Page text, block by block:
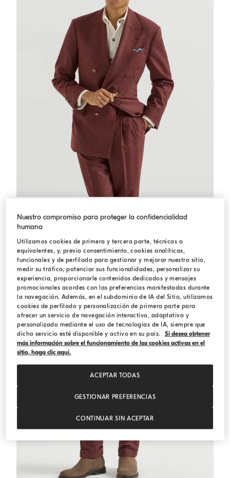
$ 6.650,00
Nuestro compromiso para proteger la confidencialidad
humana
Utilizamos cookies de primera y tercera parte, técnicas o
equivalentes, y, previo consentimiento, cookies analíticas,
funcionales y de perfilado para gestionar y mejorar nuestro sitio,
medir su tráfico, potenciar sus funcionalidades, personalizar su
experiencia, proporcionarle contenidos dedicados y mensajes
promocionales acordes con las preferencias manifestadas durante
la navegación. Además, en el subdominio de IA del Sitio, utilizamos
cookies de perfilado y personalización de primera parte para
ofrecer un servicio de navegación interactivo, adaptativo y
personalizado mediante el uso de tecnologías de IA, siempre que
dicho servicio esté disponible y activo en su país.
Si desea obtener
más información sobre el funcionamiento de las cookies activas en el
sitio, haga clic aquí.
GESTIONAR PREFERENCIAS
CONTINUAR SIN ACEPTAR
ACEPTAR TODAS